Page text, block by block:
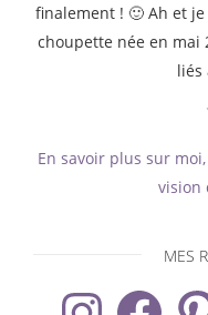
finalement ! 🙂 Ah et
choupette née en mai
liés
En savoir plus sur
vision
MES
InstagramFacebook